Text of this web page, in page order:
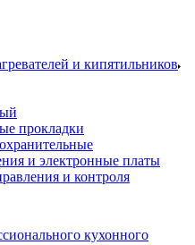
и кипятильников
прокладки
и электронные платы
и контроля
кухонного